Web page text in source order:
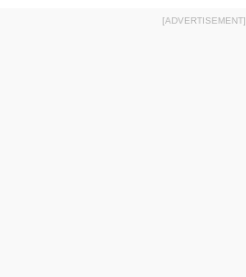
[ADVERTISEMENT]